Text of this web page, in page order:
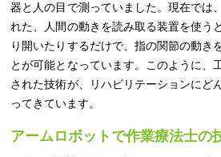
器と人の目で測っていました。現在では
れた、人間の動きを読み取る装置を使う
り開いたりするだけで、指の関節の動き
とが可能となっています。このように、
された技術が、リハビリテーションにど
ってきています。
アームロボットで作業療法士の